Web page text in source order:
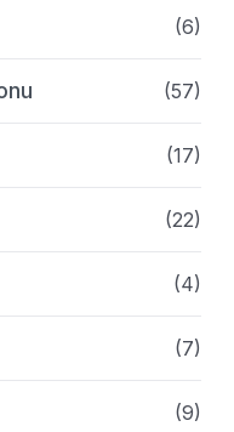
(6)
(57)
(17)
(22)
(4)
(7)
(9)